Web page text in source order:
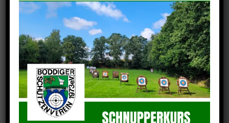
13. DEZEMBER 2019
Einladung zur
Jahreshauptversammlun
g